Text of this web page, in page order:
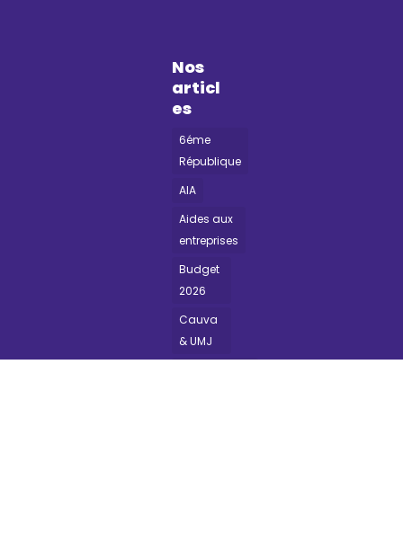
Nos
articl
es
6éme
République
AIA
Aides aux
entreprises
Budget
2026
Cauva
& UMJ